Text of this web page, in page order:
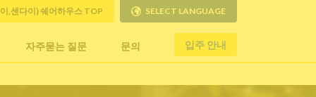
자주묻는 질문 문의 입주 안내
,센다이) 쉐어하우스 TOP SELECT LANGUAGE